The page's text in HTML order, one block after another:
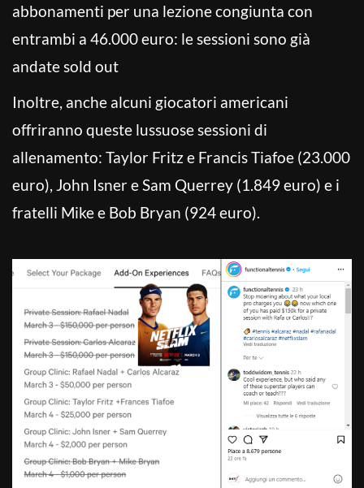
abbonamenti per una lezione congiunta con
entrambi a 46.000 euro: le sessioni sono già
andate sold out
Inoltre, anche alcuni giocatori americani
offriranno queste lussuose sessioni di
allenamento: Taylor Fritz e Francis Tiafoe (23.000
euro), John Isner e Sam Querrey (1.849 euro) e i
fratelli Mike e Bob Bryan (924 euro).